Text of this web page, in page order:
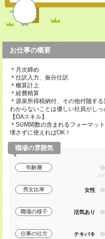
お仕事の概要
＊月次締め
＊仕訳入力、振分仕訳
＊概算計上
＊経費精算
＊源泉所得税納付、その他付随する
わからないことは優しい社員がしっ
【OAスキル】
＊SUM関数の含まれるフォーマッ
壊さずに使えればOK！
職場の雰囲気
年齢層
20
男女比率 女性
職場の様子 活気あり
仕事の仕方 テキパキ